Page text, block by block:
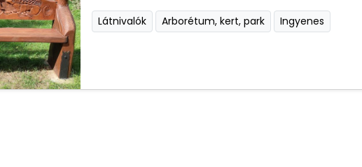
Látnivalók Arborétum, kert, park Ingyenes